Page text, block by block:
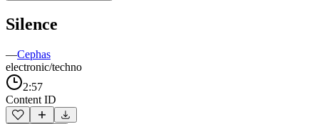
Silence
—Cephas
electronic/techno
2:57
Content ID